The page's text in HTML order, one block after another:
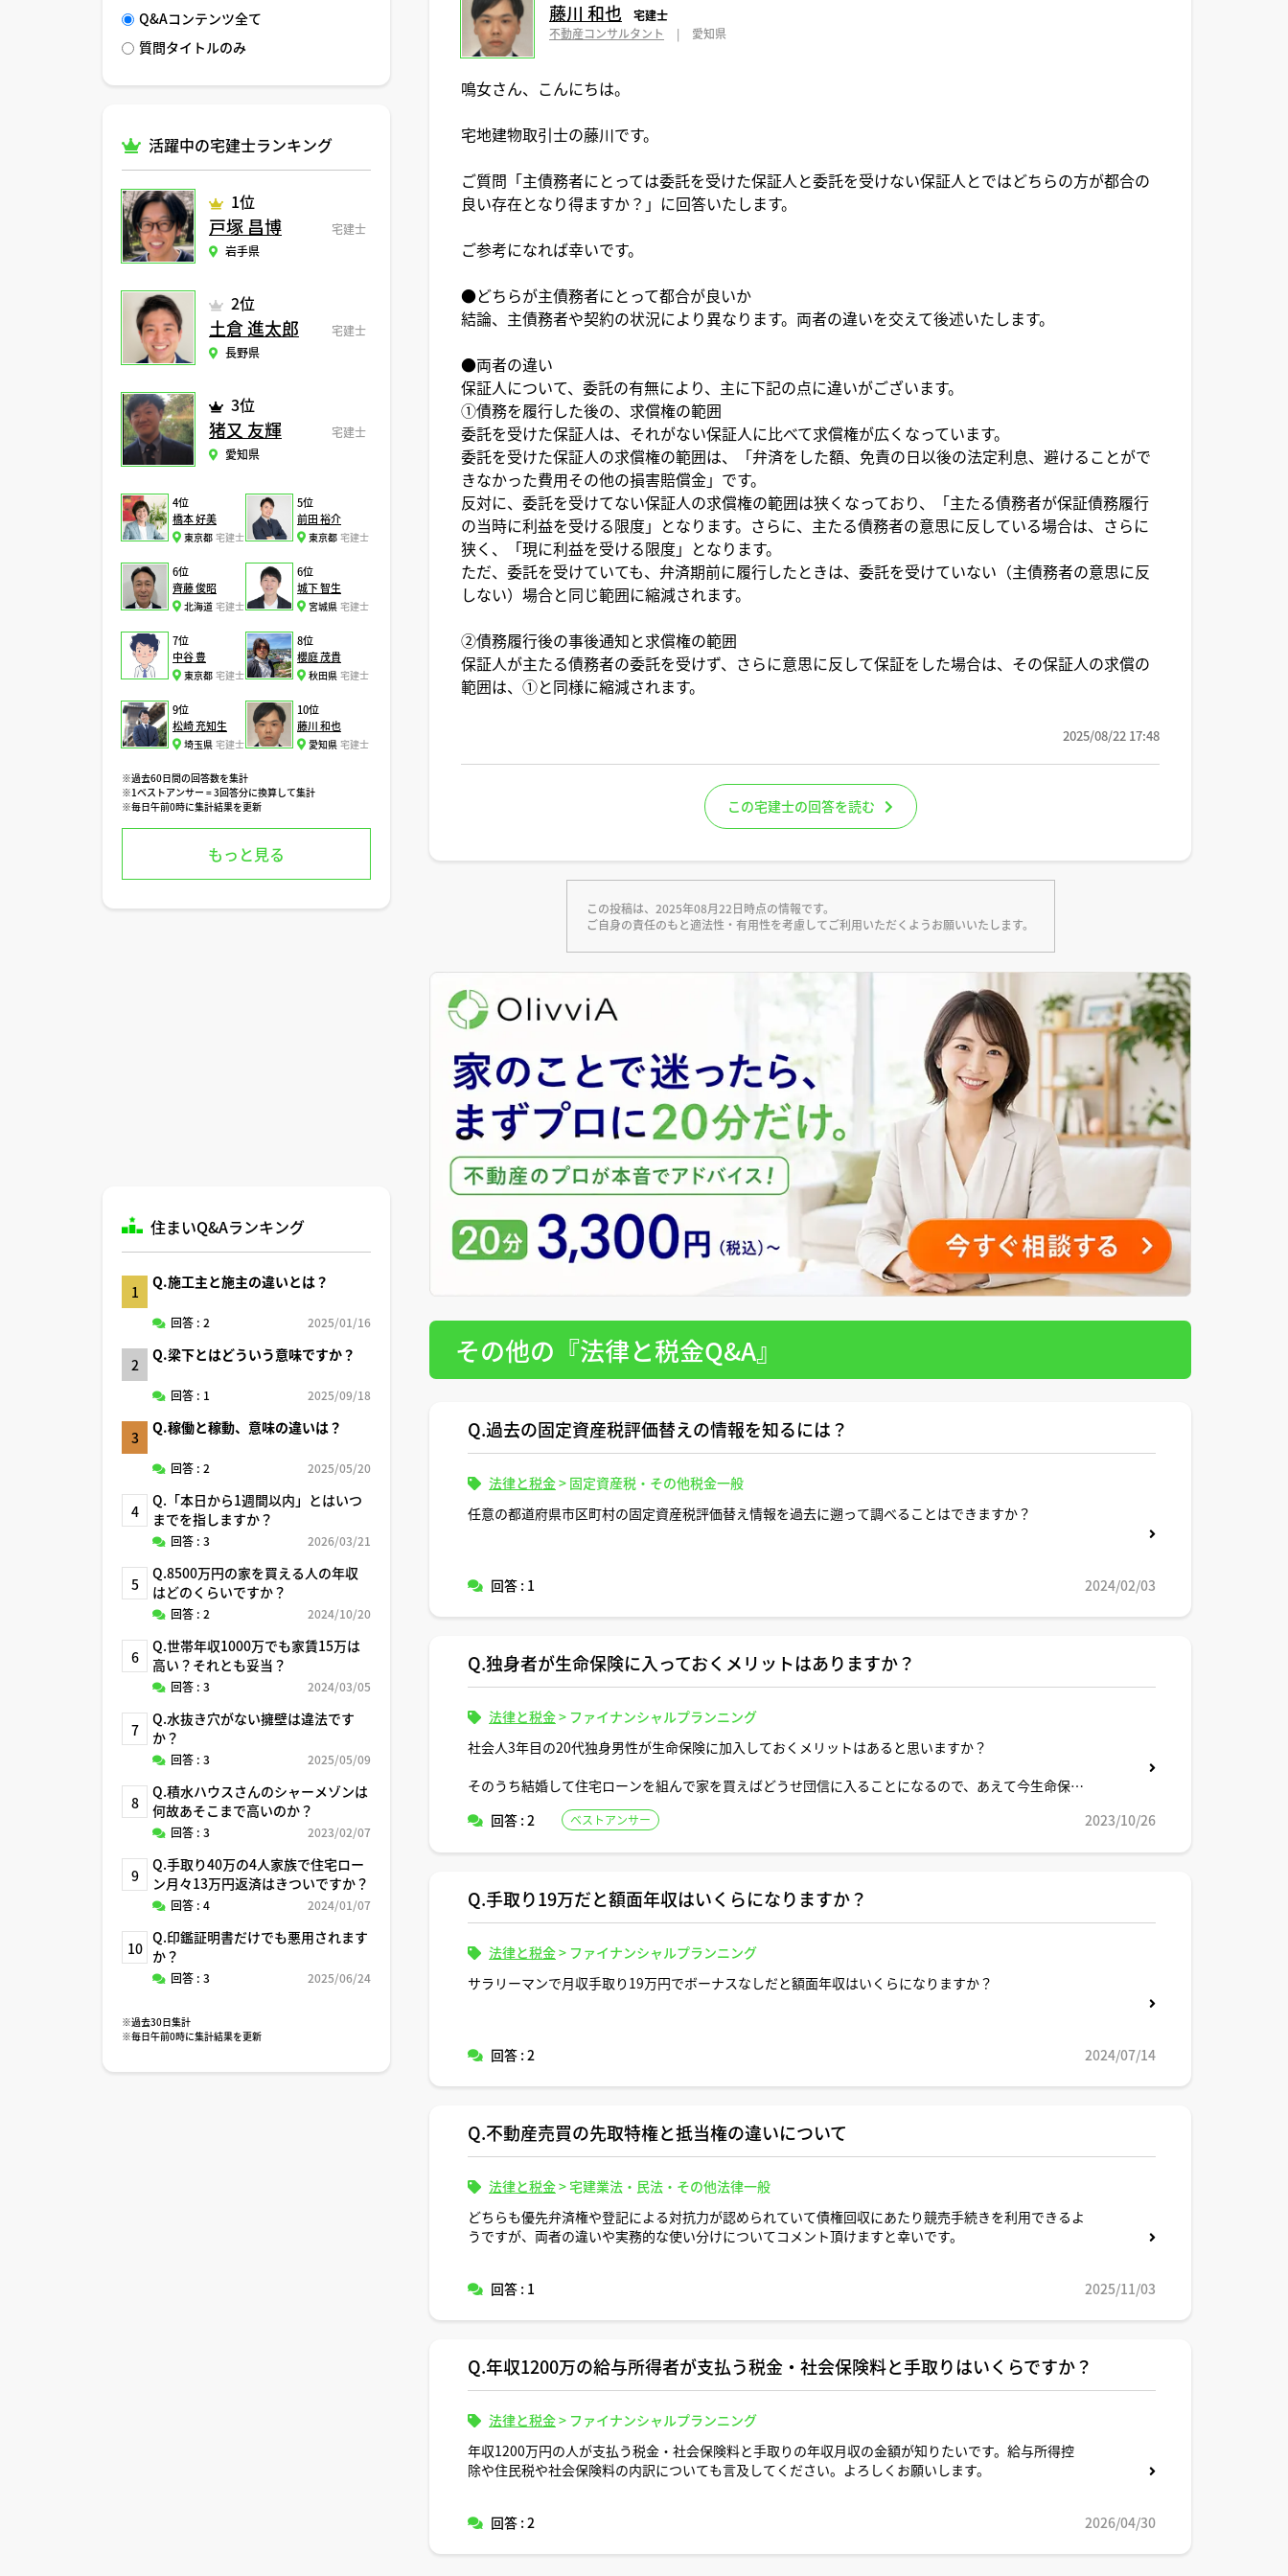
Q&Aコンテンツ全て
質問タイトルのみ
活躍中の宅建士ランキング
1位
戸塚 昌博
宅建士
岩手県
2位
土倉 進太郎
宅建士
長野県
3位
猪又 友輝
宅建士
愛知県
4位
橋本 好美
宅建士
東京都
5位
前田 裕介
宅建士
東京都
6位
齊藤 俊昭
宅建士
北海道
6位
城下 智生
宅建士
宮城県
7位
中谷 豊
宅建士
東京都
8位
櫻庭 茂貴
宅建士
秋田県
9位
松崎 充知生
宅建士
埼玉県
10位
藤川 和也
宅建士
愛知県
※過去60日間の回答数を集計
※1ベストアンサー = 3回答分に換算して集計
※毎日午前0時に集計結果を更新
もっと見る
住まいQ&Aランキング
1
Q.施工主と施主の違いとは？
回答 : 2 2025/01/16
2
Q.梁下とはどういう意味ですか？
回答 : 1 2025/09/18
3
Q.稼働と稼動、意味の違いは？
回答 : 2 2025/05/20
4
Q.「本日から1週間以内」とはいつ
までを指しますか？
回答 : 3 2026/03/21
5
Q.8500万円の家を買える人の年収
はどのくらいですか？
回答 : 2 2024/10/20
6
Q.世帯年収1000万でも家賃15万は
高い？それとも妥当？
回答 : 3 2024/03/05
7
Q.水抜き穴がない擁壁は違法です
か？
回答 : 3 2025/05/09
8
Q.積水ハウスさんのシャーメゾンは
何故あそこまで高いのか？
回答 : 3 2023/02/07
9
Q.手取り40万の4人家族で住宅ロー
ン月々13万円返済はきついですか？
回答 : 4 2024/01/07
10
Q.印鑑証明書だけでも悪用されます
か？
回答 : 3 2025/06/24
※過去30日集計
※毎日午前0時に集計結果を更新
藤川 和也
宅建士
不動産コンサルタント
| 愛知県
鳴女さん、こんにちは。
宅地建物取引士の藤川です。
ご質問「主債務者にとっては委託を受けた保証人と委託を受けない保証人とではどちらの方が都合の
良い存在となり得ますか？」に回答いたします。
ご参考になれば幸いです。
●どちらが主債務者にとって都合が良いか
結論、主債務者や契約の状況により異なります。両者の違いを交えて後述いたします。
●両者の違い
保証人について、委託の有無により、主に下記の点に違いがございます。
①債務を履行した後の、求償権の範囲
委託を受けた保証人は、それがない保証人に比べて求償権が広くなっています。
委託を受けた保証人の求償権の範囲は、「弁済をした額、免責の日以後の法定利息、避けることがで
きなかった費用その他の損害賠償金」です。
反対に、委託を受けてない保証人の求償権の範囲は狭くなっており、「主たる債務者が保証債務履行
の当時に利益を受ける限度」となります。さらに、主たる債務者の意思に反している場合は、さらに
狭く、「現に利益を受ける限度」となります。
ただ、委託を受けていても、弁済期前に履行したときは、委託を受けていない（主債務者の意思に反
しない）場合と同じ範囲に縮減されます。
②債務履行後の事後通知と求償権の範囲
保証人が主たる債務者の委託を受けず、さらに意思に反して保証をした場合は、その保証人の求償の
範囲は、①と同様に縮減されます。
2025/08/22 17:48
この宅建士の回答を読む
この投稿は、2025年08月22日時点の情報です。
ご自身の責任のもと適法性・有用性を考慮してご利用いただくようお願いいたします。
その他の『法律と税金Q&A』
Q.過去の固定資産税評価替えの情報を知るには？
法律と税金> 固定資産税・その他税金一般
任意の都道府県市区町村の固定資産税評価替え情報を過去に遡って調べることはできますか？
回答 : 1 2024/02/03
Q.独身者が生命保険に入っておくメリットはありますか？
法律と税金> ファイナンシャルプランニング
社会人3年目の20代独身男性が生命保険に加入しておくメリットはあると思いますか？
そのうち結婚して住宅ローンを組んで家を買えばどうせ団信に入ることになるので、あえて今生命保険
に入っておくメリットはないような気はしていますが、生命保険に関する知識が特段あるわけではない
ので何かアドバイスがあればいただけると嬉しいです。
回答 : 2 ベストアンサー 2023/10/26
Q.手取り19万だと額面年収はいくらになりますか？
法律と税金> ファイナンシャルプランニング
サラリーマンで月収手取り19万円でボーナスなしだと額面年収はいくらになりますか？
回答 : 2 2024/07/14
Q.不動産売買の先取特権と抵当権の違いについて
法律と税金>宅建業法・民法・その他法律一般
どちらも優先弁済権や登記による対抗力が認められていて債権回収にあたり競売手続きを利用できるよ
うですが、両者の違いや実務的な使い分けについてコメント頂けますと幸いです。
回答 : 1 2025/11/03
Q.年収1200万の給与所得者が支払う税金・社会保険料と手取りはいくらですか？
法律と税金> ファイナンシャルプランニング
年収1200万円の人が支払う税金・社会保険料と手取りの年収月収の金額が知りたいです。給与所得控
除や住民税や社会保険料の内訳についても言及してください。よろしくお願いします。
回答 : 2 2026/04/30